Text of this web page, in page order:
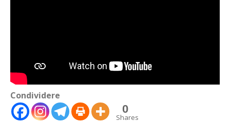
Condividere
0
Shares